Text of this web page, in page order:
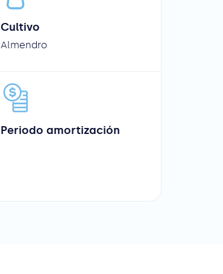
Cultivo
Almendro
Periodo amortización